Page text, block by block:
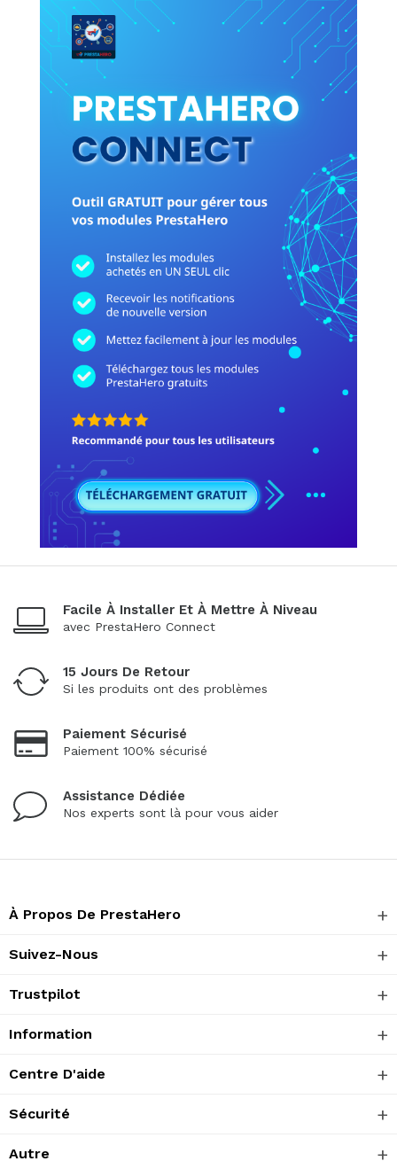
Facile À Installer Et À Mettre À Niveau
avec PrestaHero Connect
15 Jours De Retour
Si les produits ont des problèmes
Paiement Sécurisé
Paiement 100% sécurisé
Assistance Dédiée
Nos experts sont là pour vous aider
À Propos De PrestaHero
Suivez-Nous
Trustpilot
Information
Centre D'aide
Sécurité
Autre